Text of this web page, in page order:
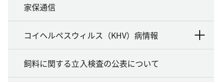
家保通信
コイヘルペスウィルス（KHV）病情報
飼料に関する立入検査の公表について